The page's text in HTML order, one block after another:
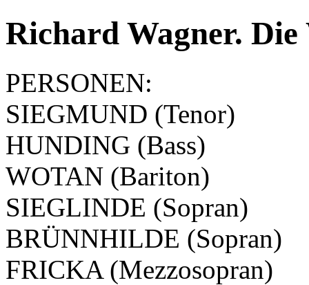
Richard Wagner.
PERSONEN:
SIEGMUND (Tenor)
HUNDING (Bass)
WOTAN (Bariton)
SIEGLINDE (Sopran)
BRÜNNHILDE (Sopran)
FRICKA (Mezzosopran)